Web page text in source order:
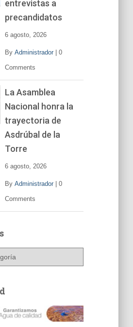
entrevistas a
precandidatos
6 agosto, 2026
By Administrador| 0
Comments
La Asamblea
Nacional honra la
trayectoria de
Asdrúbal de la
Torre
6 agosto, 2026
By Administrador| 0
Comments